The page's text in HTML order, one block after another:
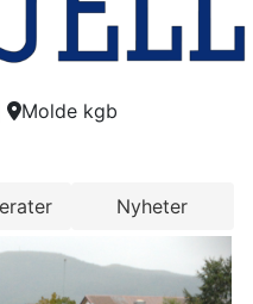
Molde kgb
Nyheter